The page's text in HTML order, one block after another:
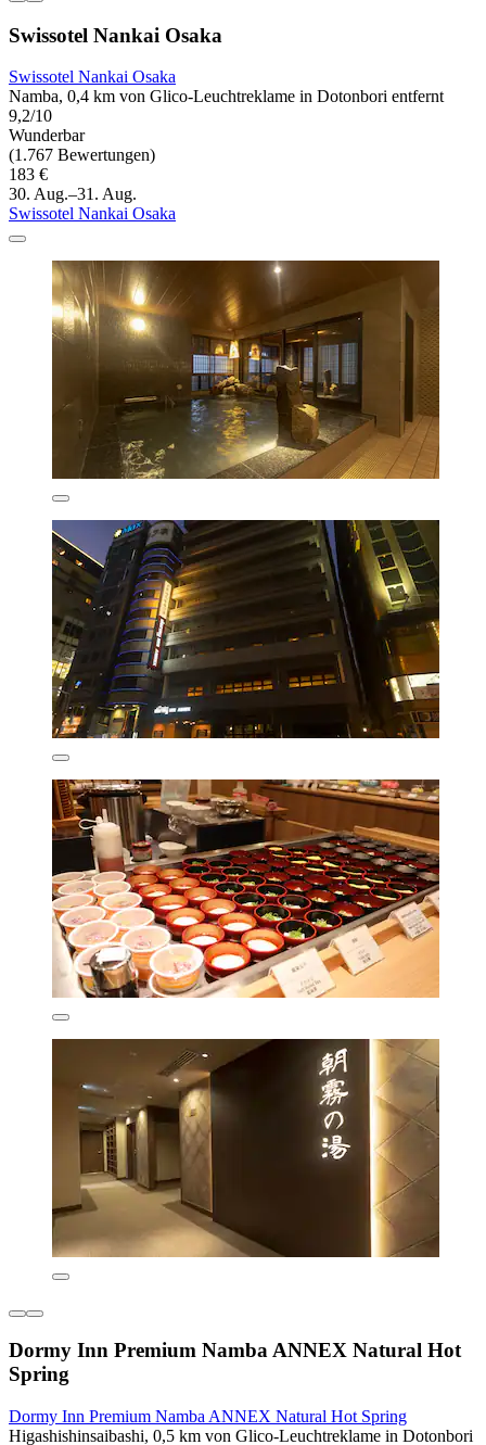
Swissotel Nankai Osaka
Swissotel Nankai Osaka
Namba, 0,4 km von Glico-Leuchtreklame in Dotonbori entfernt
9,2/10
Wunderbar
(1.767 Bewertungen)
183 €
30. Aug.–31. Aug.
Swissotel Nankai Osaka
Dormy Inn Premium Namba ANNEX Natural Hot
Spring
Dormy Inn Premium Namba ANNEX Natural Hot Spring
Higashishinsaibashi, 0,5 km von Glico-Leuchtreklame in Dotonbori